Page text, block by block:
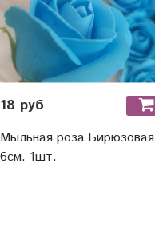
18 руб
Мыльная роза Бирюзовая
6см. 1шт.